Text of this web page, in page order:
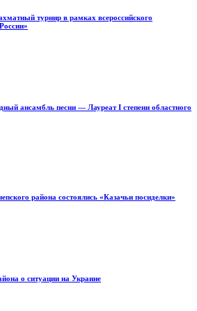
турнир в рамках всероссийского
ансамбль песни — Лауреат I степени областного
района состоялись «Казачьи посиделки»
о ситуации на Украине